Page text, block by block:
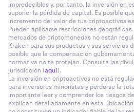
impredecibles y, por tanto, la inversión en
suponer la pérdida de capital. Es posible
incremento del valor de tus criptoactivos
Pueden aplicarse restricciones
mercados de criptomonedas no están
Kraken para sus productos y sus servicios
posible que la compensación
normativa no te protejan. Consulta las
jurisdicción (aquí).
La inversión en criptoactivos no está
para inversores minoristas y perderse la
importante leer y comprender los riesgos
explican detalladamente en esta